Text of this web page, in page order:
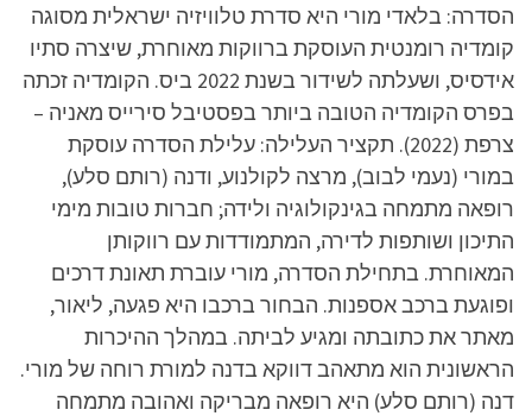
הסדרה: בלאדי מורי היא סדרת טלוויזיה ישראלית מסוגה
קומדיה רומנטית העוסקת ברווקות מאוחרת, שיצרה סתיו
אידסיס, ושעלתה לשידור בשנת 2022 ביס. הקומדיה זכתה
בפרס הקומדיה הטובה ביותר בפסטיבל סירייס מאניה –
צרפת (2022). תקציר העלילה: עלילת הסדרה עוסקת
במורי (נעמי לבוב), מרצה לקולנוע, ודנה (רותם סלע),
רופאה מתמחה בגינקולוגיה ולידה; חברות טובות מימי
התיכון ושותפות לדירה, המתמודדות עם רווקותן
המאוחרת. בתחילת הסדרה, מורי עוברת תאונת דרכים
ופוגעת ברכב אספנות. הבחור ברכבו היא פגעה, ליאור,
מאתר את כתובתה ומגיע לביתה. במהלך ההיכרות
הראשונית הוא מתאהב דווקא בדנה למורת רוחה של מורי.
דנה (רותם סלע) היא רופאה מבריקה ואהובה מתמחה